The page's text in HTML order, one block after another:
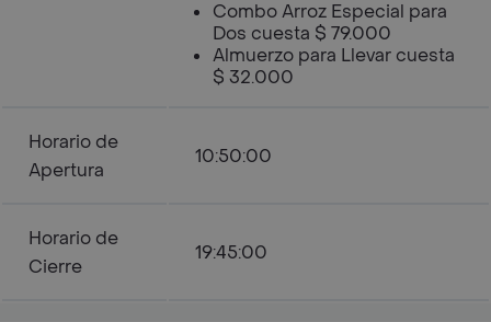
Combo Arroz Especial para
Dos cuesta $ 79.000
Almuerzo para Llevar cuesta
$ 32.000
Horario de
Apertura
10:50:00
Horario de
Cierre
19:45:00